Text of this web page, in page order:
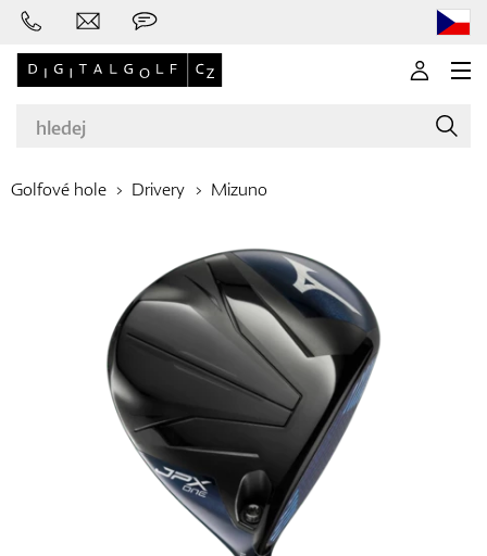
Golfové hole
Boty
Golfové hole Drivery Mizuno